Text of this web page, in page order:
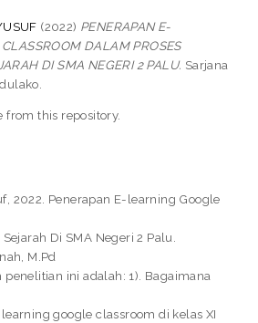
(2022) PENERAPAN E-
DALAM PROSES
DI SMA NEGERI 2 PALU. Sarjana
from this repository.
2022. Penerapan E-learning Google
Di SMA Negeri 2 Palu.
M.Pd
ini adalah: 1). Bagaimana
google classroom di kelas XI